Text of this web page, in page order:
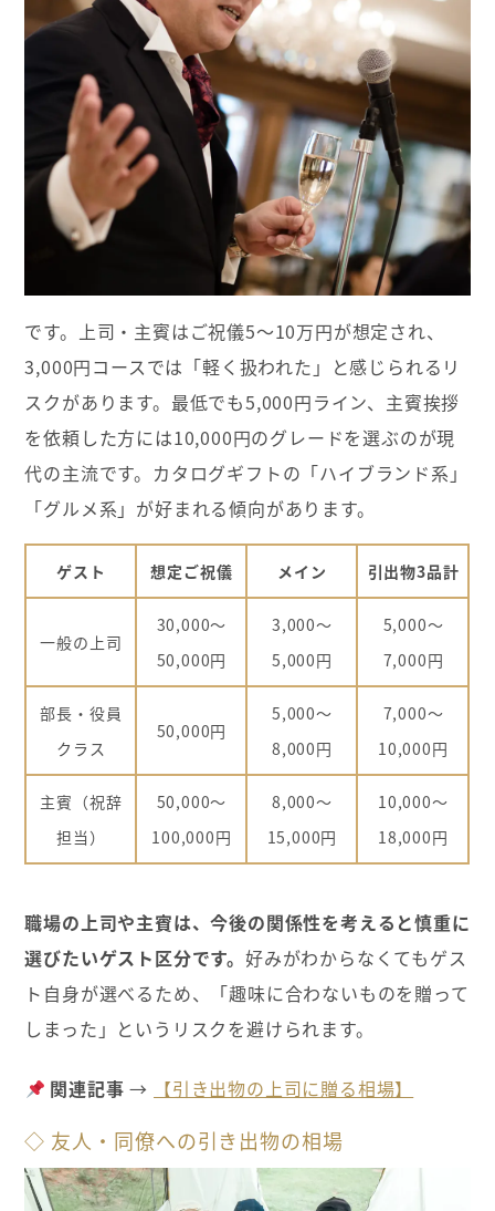
です。上司・主賓はご祝儀5〜10万円が想定され、
3,000円コースでは「軽く扱われた」と感じられるリ
スクがあります。最低でも5,000円ライン、主賓挨拶
を依頼した方には10,000円のグレードを選ぶのが現
代の主流です。カタログギフトの「ハイブランド系」
「グルメ系」が好まれる傾向があります。
ゲスト 想定ご祝儀 メイン 引出物3品計
一般の上司
30,000～
50,000円
3,000～
5,000円
5,000～
7,000円
部長・役員
クラス
50,000円
5,000～
8,000円
7,000～
10,000円
主賓（祝辞
担当）
50,000～
100,000円
8,000～
15,000円
10,000～
18,000円
職場の上司や主賓は、今後の関係性を考えると慎重に
選びたいゲスト区分です。好みがわからなくてもゲス
ト自身が選べるため、「趣味に合わないものを贈って
しまった」というリスクを避けられます。
関連記事 → 【引き出物の上司に贈る相場】
◇ 友人・同僚への引き出物の相場